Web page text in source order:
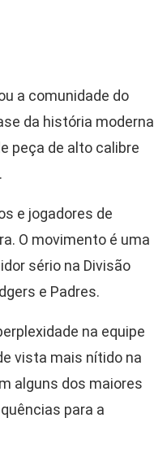
a comunidade do
da história moderna
peça de alto calibre
e jogadores de
O movimento é uma
sério na Divisão
e Padres.
na equipe
vista mais nítido na
alguns dos maiores
para a